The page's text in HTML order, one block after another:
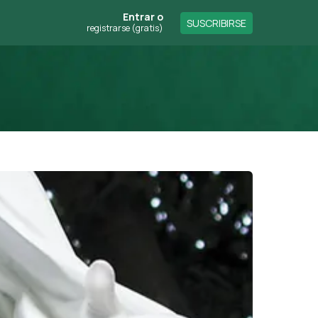
Entrar o
registrarse (gratis) SUSCRIBIRSE